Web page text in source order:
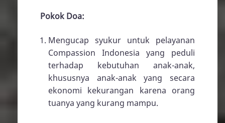
Pokok Doa:
Mengucap syukur untuk pelayanan
Compassion Indonesia yang peduli
terhadap kebutuhan anak-anak,
khususnya anak-anak yang secara
ekonomi kekurangan karena orang
tuanya yang kurang mampu.